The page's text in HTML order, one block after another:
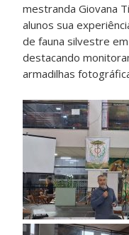
mestranda Giovana
alunos sua
de fauna silvestre
destacando
armadilhas